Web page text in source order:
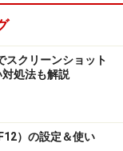
ェック！
クリーンショット
処法も解説
）の設定＆使い